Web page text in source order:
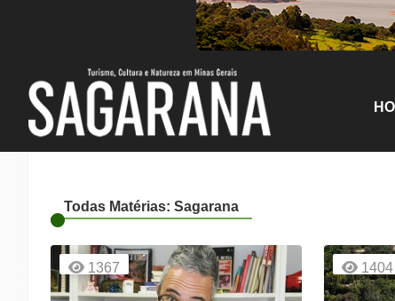
Todas Matérias: Sagarana
1367 1404